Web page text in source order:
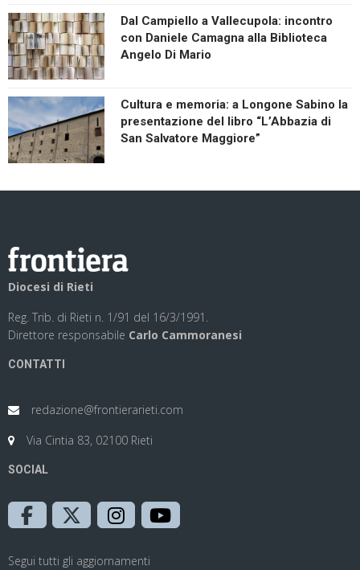
Dal Campiello a Vallecupola: incontro
con Daniele Camagna alla Biblioteca
Angelo Di Mario
Cultura e memoria: a Longone Sabino la
presentazione del libro “L’Abbazia di
San Salvatore Maggiore”
Diocesi di Rieti
Reg. Trib. di Rieti n. 1/91 del 16/3/1991.
Direttore responsabile Carlo Cammoranesi
CONTATTI
redazione@frontierarieti.com
Via Cintia 83, 02100 Rieti
SOCIAL
Segui tutti gli aggiornamenti